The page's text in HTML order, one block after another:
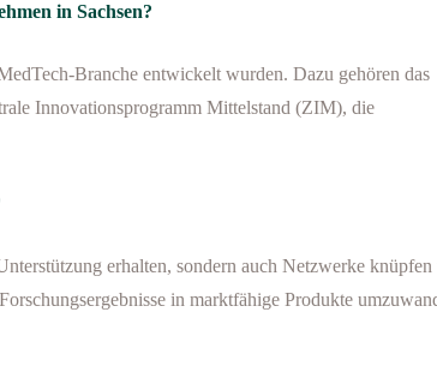
in Sachsen?
Branche entwickelt wurden. Dazu gehören das
Innovationsprogramm Mittelstand (ZIM), die
erhalten, sondern auch Netzwerke knüpfen
in marktfähige Produkte